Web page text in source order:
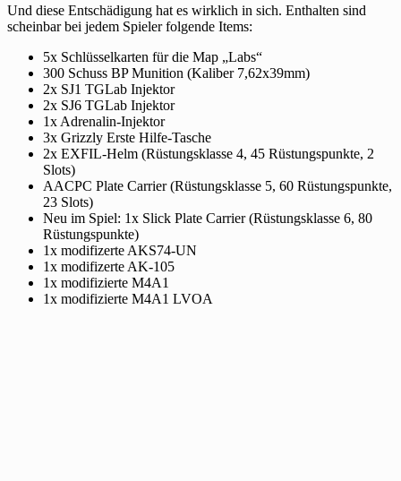
Und diese Entschädigung hat es wirklich in sich. Enthalten sind
scheinbar bei jedem Spieler folgende Items:
5x Schlüsselkarten für die Map „Labs“
300 Schuss BP Munition (Kaliber 7,62x39mm)
2x SJ1 TGLab Injektor
2x SJ6 TGLab Injektor
1x Adrenalin-Injektor
3x Grizzly Erste Hilfe-Tasche
2x EXFIL-Helm (Rüstungsklasse 4, 45 Rüstungspunkte, 2
Slots)
AACPC Plate Carrier (Rüstungsklasse 5, 60 Rüstungspunkte,
23 Slots)
Neu im Spiel: 1x Slick Plate Carrier (Rüstungsklasse 6, 80
Rüstungspunkte)
1x modifizerte AKS74-UN
1x modifizerte AK-105
1x modifizierte M4A1
1x modifizierte M4A1 LVOA